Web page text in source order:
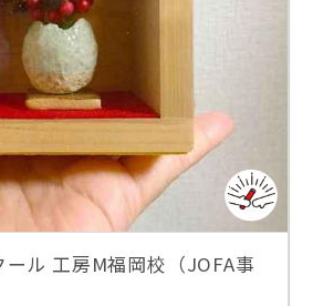
ール 工房M福岡校（JOFA事